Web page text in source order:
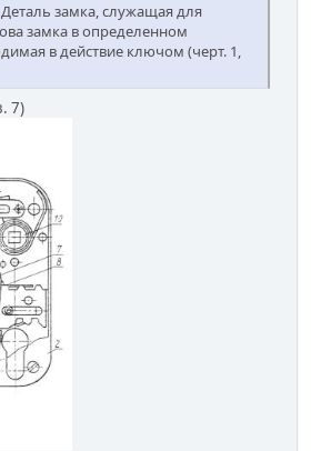
замка, служащая для
замка в определенном
в действие ключом (черт. 1,
7)